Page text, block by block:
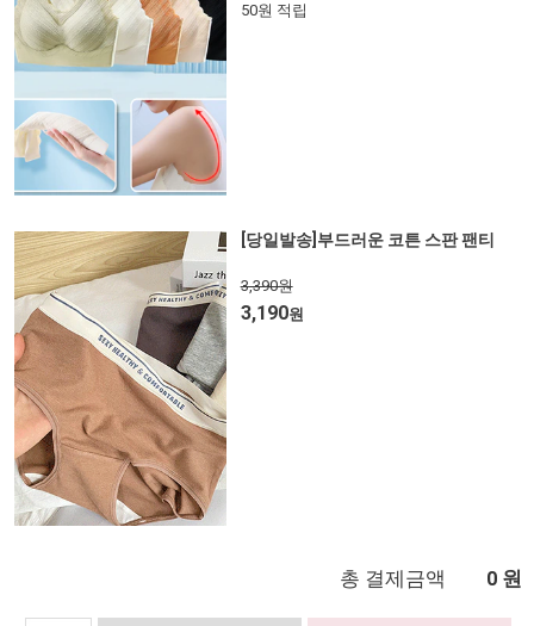
50원 적립
[당일발송]부드러운 코튼 스판 팬티
3,390원
3,190원
총 결제금액 0 원